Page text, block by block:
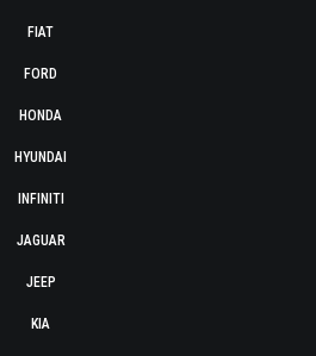
FIAT
FORD
HONDA
HYUNDAI
INFINITI
JAGUAR
JEEP
KIA